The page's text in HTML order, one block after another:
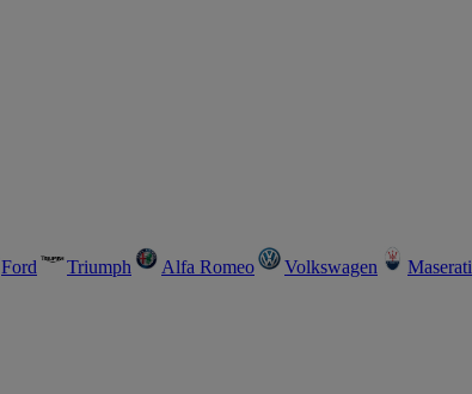
Ford Triumph Alfa Romeo Volkswagen Maserati